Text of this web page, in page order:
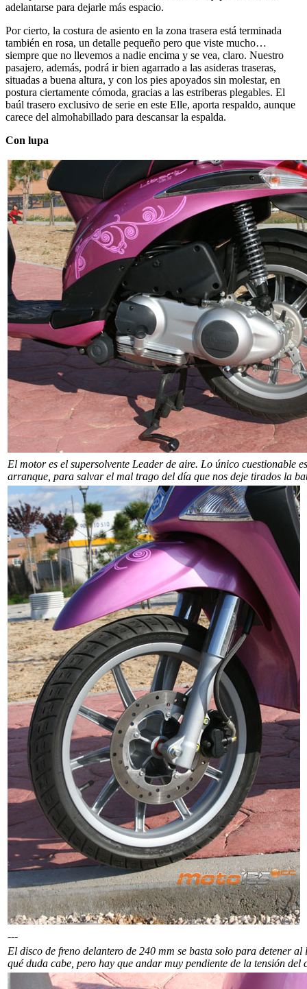
adelantarse para dejarle más espacio.
Por cierto, la costura de asiento en la zona trasera está terminada
también en rosa, un detalle pequeño pero que viste mucho…
siempre que no llevemos a nadie encima y se vea, claro. Nuestro
pasajero, además, podrá ir bien agarrado a las asideras traseras,
situadas a buena altura, y con los pies apoyados sin molestar, en
postura ciertamente cómoda, gracias a las estriberas plegables. El
baúl trasero exclusivo de serie en este Elle, aporta respaldo, aunque
carece del almohabillado para descansar la espalda.
Con lupa
El motor es el supersolvente Leader de aire. Lo único cuestionable
arranque, para salvar el mal trago del día que nos deje tirados la
---
El disco de freno delantero de 240 mm se basta solo para detener
qué duda cabe, pero hay que andar muy pendiente de la tensión del